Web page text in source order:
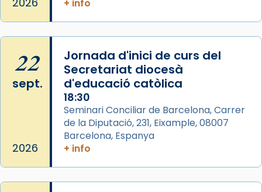
Arquebisbat de Barcelona
Memòria de les santes Juliana i
Semproniana, verges i màrtirs.
Acompanyant la història de sant Cugat, a
partir de l’Edat Mitjana sorgeix la tradició
que les santes Juliana (“relatiu a Júlia”) i
Semproniana (“relatiu a Semprònia =
eterna”) són deixebles seves. I l’any 1667, el
frare Joan Gaspar Roig, afirma en una obra
+ info
22
sept.
2026
Jornada d'inici de curs del
Secretariat diocesà
d'educació catòlica
18:30
Seminari Conciliar de Barcelona, Carrer
de la Diputació, 231, Eixample, 08007
Barcelona, Espanya
+ info